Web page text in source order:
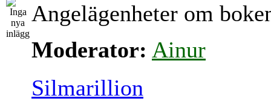
Angelägenheter om
Moderator: Ainur
Silmarillion